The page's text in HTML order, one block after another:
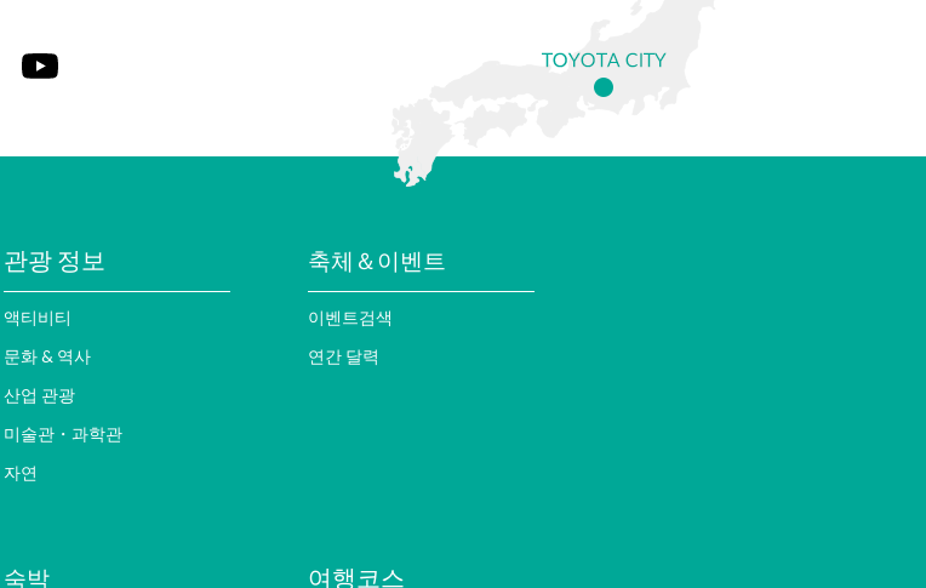
관광 정보
액티비티
문화 & 역사
산업 관광
미술관・과학관
자연
축체＆이벤트
이벤트검색
연간 달력
숙박 여행코스